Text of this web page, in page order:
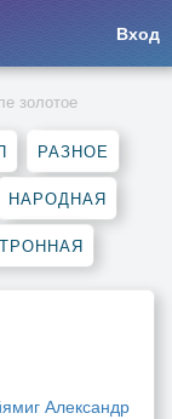
Вход
золотое
РАЗНОЕ
НАРОДНАЯ
Александр